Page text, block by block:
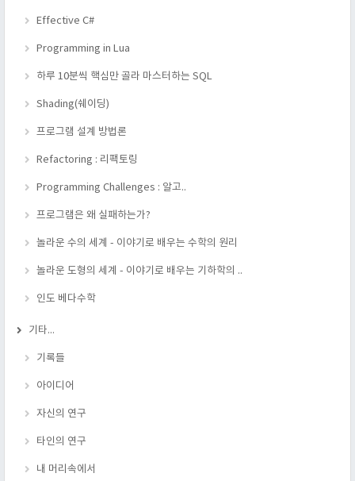
Effective C#
Programming in Lua
하루 10분씩 핵심만 골라 마스터하는 SQL
Shading(쉐이딩)
프로그램 설계 방법론
Refactoring : 리팩토링
Programming Challenges : 알고..
프로그램은 왜 실패하는가?
놀라운 수의 세계 - 이야기로 배우는 수학의 원리
놀라운 도형의 세계 - 이야기로 배우는 기하학의 ..
인도 베다수학
기타...
기록들
아이디어
자신의 연구
타인의 연구
내 머리속에서